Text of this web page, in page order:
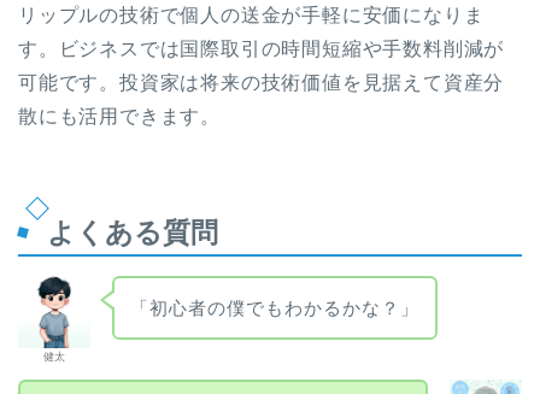
リップルの技術で個人の送金が手軽に安価になりま
す。ビジネスでは国際取引の時間短縮や手数料削減が
可能です。投資家は将来の技術価値を見据えて資産分
散にも活用できます。
よくある質問
健太
「初心者の僕でもわかるかな？」